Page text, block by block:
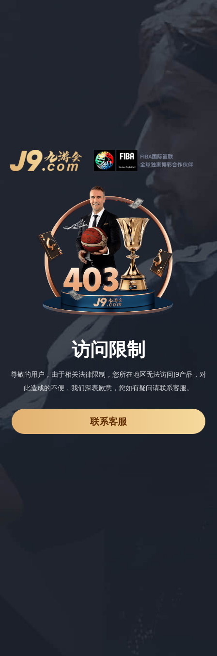
访问限制
尊敬的用户，由于相关法律限制，您所在地区无法访问J9产品，对
此造成的不便，我们深表歉意，您如有疑问请联系客服。
联系客服